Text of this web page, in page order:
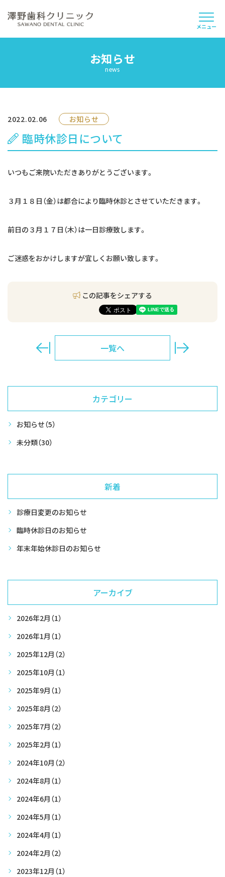
お知らせ
news
2022.02.06 お知らせ
臨時休診日について
いつもご来院いただきありがとうございます。
３月１８日（金）は都合により臨時休診とさせていただきます。
前日の３月１７日（木）は一日診療致します。
ご迷惑をおかけしますが宜しくお願い致します。
この記事をシェアする
一覧へ
カテゴリー
お知らせ（5）
未分類（30）
新着
診療日変更のお知らせ
臨時休診日のお知らせ
年末年始休診日のお知らせ
アーカイブ
2026年2月 （1）
2026年1月 （1）
2025年12月 （2）
2025年10月 （1）
2025年9月 （1）
2025年8月 （2）
2025年7月 （2）
2025年2月 （1）
2024年10月 （2）
2024年8月 （1）
2024年6月 （1）
2024年5月 （1）
2024年4月 （1）
2024年2月 （2）
2023年12月 （1）
メニュー
よくあるご質問
採用情報
お知らせ
交通アクセス
お問い合わせ
054-260-4636